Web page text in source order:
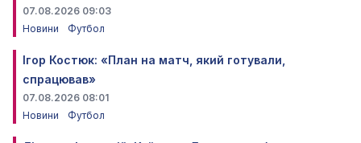
07.08.2026 09:03
Новини
Футбол
Ігор Костюк: «План на матч, який готували,
спрацював»
07.08.2026 08:01
Новини
Футбол